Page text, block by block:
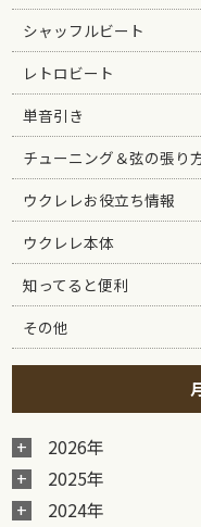
シャッフルビート
レトロビート
単音引き
チューニング＆弦の張り
ウクレレお役立ち情報
ウクレレ本体
知ってると便利
その他
2026年
2025年
2024年